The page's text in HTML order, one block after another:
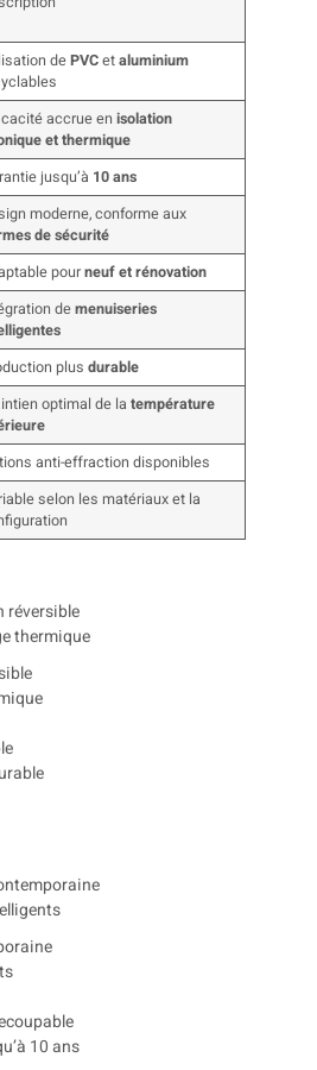
dePVCetaluminium
accrue enisolation
et thermique
jusqu’à 10 ans
moderne, conforme aux
de sécurité
pourneuf et rénovation
demenuiseries
plusdurable
optimal de latempérature
anti-effraction disponibles
selon les matériaux et la
réversible
thermique
10 ans